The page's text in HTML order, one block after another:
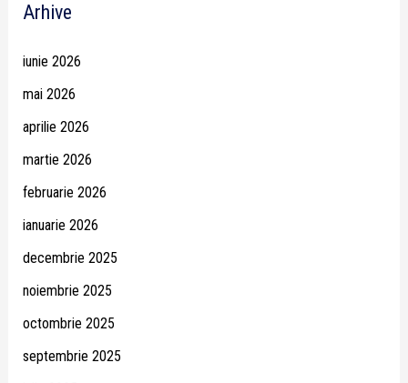
Arhive
iunie 2026
mai 2026
aprilie 2026
martie 2026
februarie 2026
ianuarie 2026
decembrie 2025
noiembrie 2025
octombrie 2025
septembrie 2025